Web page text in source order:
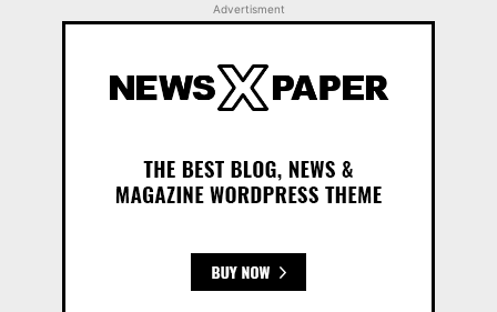
Advertisment